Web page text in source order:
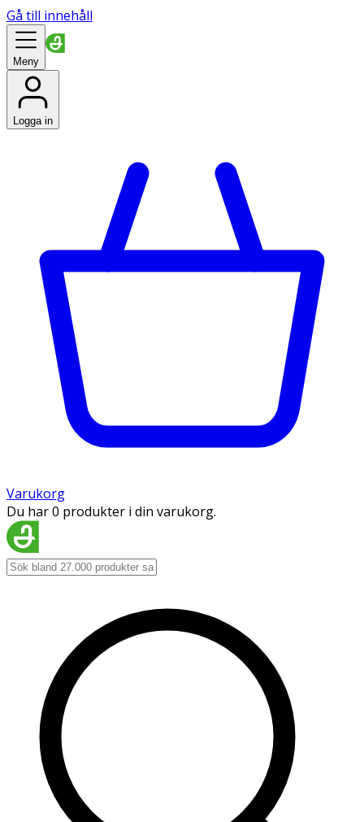
Gå till innehåll
Meny
Logga in
Varukorg
Du har 0 produkter i din varukorg.